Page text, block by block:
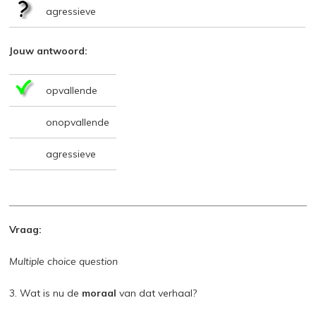
agressieve
Jouw antwoord:
opvallende
onopvallende
agressieve
Vraag:
Multiple choice question
3. Wat is nu de moraal van dat verhaal?